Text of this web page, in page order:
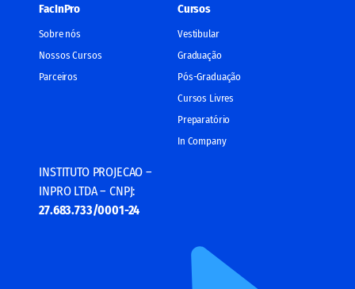
FacInPro
Sobre nós
Nossos Cursos
Parceiros
Cursos
Vestibular
Graduação
Pós-Graduação
Cursos Livres
Preparatório
In Company
INSTITUTO PROJECAO –
INPRO LTDA – CNPJ:
27.683.733/0001-24